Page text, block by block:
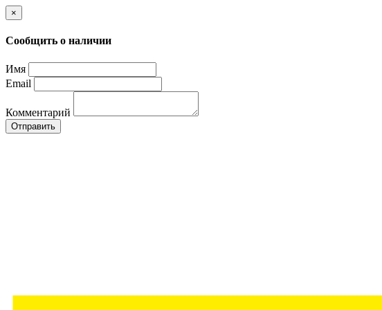
×
Сообщить о наличии
Имя
Email
Комментарий
Отправить